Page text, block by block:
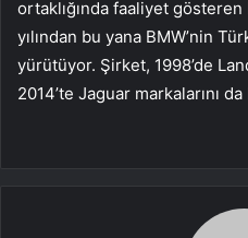
ortaklığında faaliyet
yılından bu yana BMW’nin
yürütüyor. Şirket, 1998’de
2014’te Jaguar markalarını